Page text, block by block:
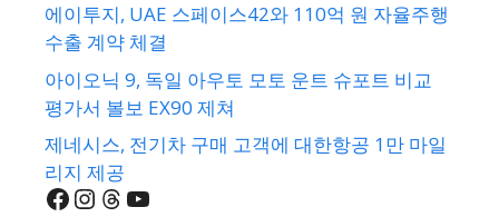
에이투지, UAE 스페이스42와 110억 원 자율주행
수출 계약 체결
아이오닉 9, 독일 아우토 모토 운트 슈포트 비교
평가서 볼보 EX90 제쳐
제네시스, 전기차 구매 고객에 대한항공 1만 마일
리지 제공
Facebook
Instagram
Threads
YouTube